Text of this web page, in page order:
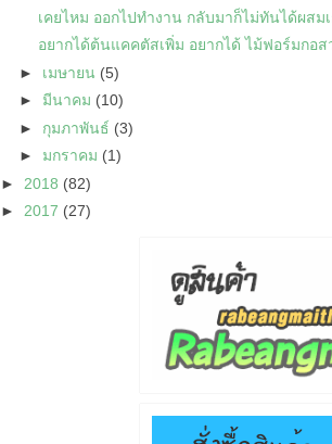
เคยไหม ออกไปทำงาน กลับมาก็ไม่ทันได้ผสมเ
อยากได้ต้นแคคตัสเพิ่ม อยากได้ ไม้ฟอร์มกอส
► เมษายน (5)
► มีนาคม (10)
► กุมภาพันธ์ (3)
► มกราคม (1)
► 2018 (82)
► 2017 (27)